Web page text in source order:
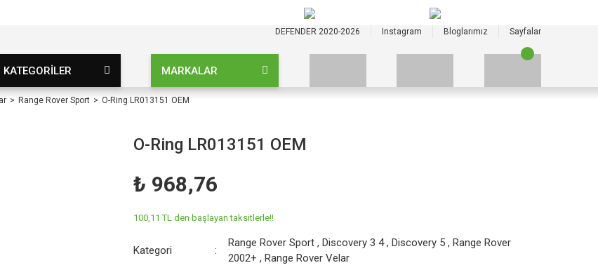
DEFENDER 2020-2026 Instagram Bloglarımız Sayfalar
KATEGORİLER MARKALAR
Range Rover Sport O-Ring LR013151 OEM
O-Ring LR013151 OEM
₺ 968,76
100,11 TL den başlayan taksitlerle!!
Kategori
Range Rover Sport ,Discovery 3 4 ,Discovery 5 ,Range Rover
2002+ ,Range Rover Velar